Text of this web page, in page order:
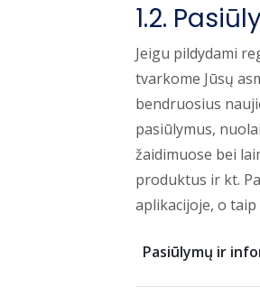
1.2.
Jeigu pildydami
tvarkome Jūsų
bendruosius
pasiūlymus,
žaidimuose bei
produktus ir kt.
aplikacijoje, o taip
Pasiūlymų ir